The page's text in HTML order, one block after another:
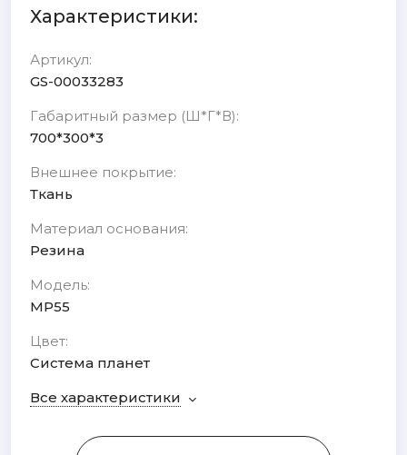
Характеристики:
Артикул:
GS-00033283
Габаритный размер (Ш*Г*В):
700*300*3
Внешнее покрытие:
Ткань
Материал основания:
Резина
Модель:
MP55
Цвет:
Система планет
Все характеристики